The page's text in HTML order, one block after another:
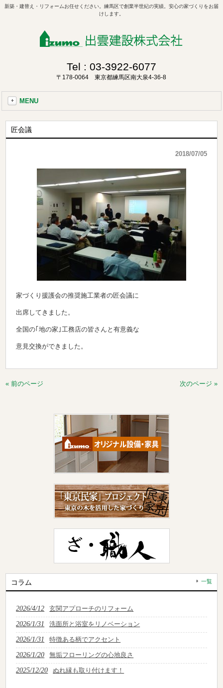
新築・建替え・リフォームお任せください。練馬区で創業半世紀の実績。安心の家づくりをお届
けします。
Tel : 03-3922-6077
〒178-0064 東京都練馬区南大泉4-36-8
MENU
匠会議
2018/07/05
家づくり援護会の推奨施工業者の匠会議に
出席してきました。
全国の｢地の家｣工務店の皆さんと有意義な
意見交換ができました。
« 前のページ 次のページ »
コラム 一覧
2026/4/12 玄関アプローチのリフォーム
2026/1/31 洗面所と浴室をリノベーション
2026/1/31 特徴ある柄でアクセント
2026/1/20 無垢フローリングの心地良さ
2025/12/20 ぬれ縁も取り付けます！